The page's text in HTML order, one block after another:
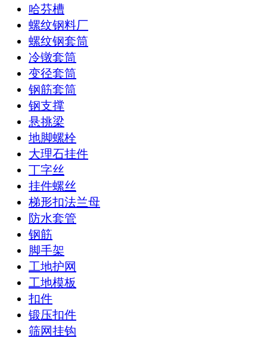
哈芬槽
螺纹钢料厂
螺纹钢套筒
冷镦套筒
变径套筒
钢筋套筒
钢支撑
悬挑梁
地脚螺栓
大理石挂件
丁字丝
挂件螺丝
梯形扣法兰母
防水套管
钢筋
脚手架
工地护网
工地模板
扣件
锻压扣件
筛网挂钩